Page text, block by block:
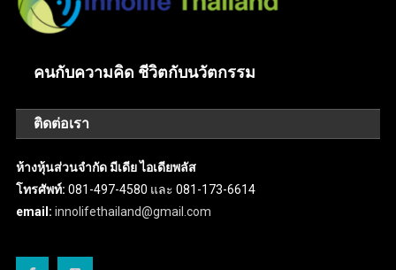
คนกับความคิด ชีวิตกับนวัตกรรม
ติดต่อเรา
ห้างหุ้นส่วนจำกัด มีเดีย ไอเดียพลัส
โทรศัพท์: 081-497-4580 และ 081-173-6614
email: innolifethailand@gmail.com